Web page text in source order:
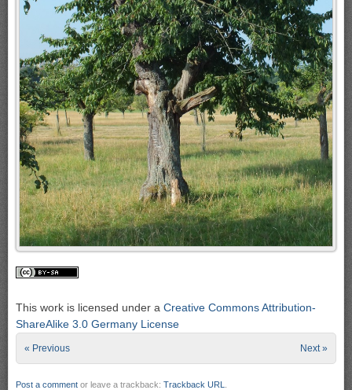
This work is licensed under a Creative Commons Attribution-
ShareAlike 3.0 Germany License
« Previous Next »
Post a comment or leave a trackback: Trackback URL